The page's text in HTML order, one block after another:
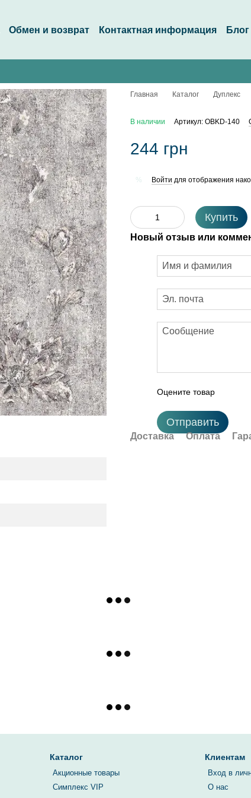
Обмен и возврат Контактная информация Блог
Главная Каталог Дуплекс
В наличии Артикул: OBKD-140
244 грн
% Войти для отображения
Купить
Новый отзыв или
Оцените товар
Отправить
Доставка Оплата
Каталог
Акционные товары
Симплекс VIP
Клиентам
Вход в
О нас